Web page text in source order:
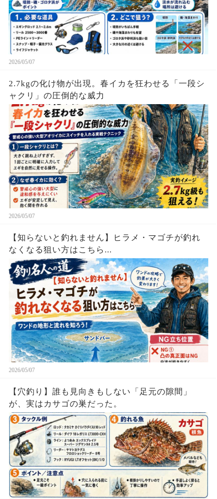
2026/05/07
2.7kgの化け物が出現。春イカを狂わせる「一段シ
ャクリ」の圧倒的な威力
2026/05/07
【知らないと釣れません】ヒラメ・マゴチが釣れ
なくなる狙い方はこちら...
2026/05/07
【穴釣り】誰も見向きもしない「足元の隙間」
が、実はカサゴの巣だった。